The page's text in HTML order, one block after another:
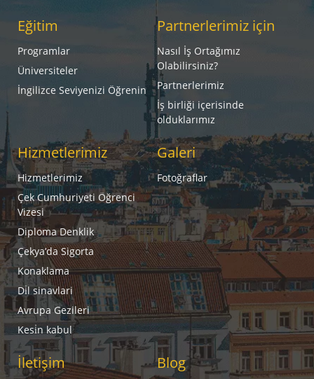
Eğitim
Programlar
Üniversiteler
İngilizce Seviyenizi Öğrenin
Partnerlerimiz için
Nasıl İş Ortağımız
Olabilirsiniz?
Partnerlerimiz
İş birliği içerisinde
olduklarımız
Hizmetlerimiz
Hizmetlerimiz
Çek Cumhuriyeti Öğrenci
Vizesi
Diploma Denklik
Çekya’da Sigorta
Konaklama
Di̇l sinavlari
Avrupa Gezileri
Kesi̇n kabul
Galeri
Fotoğraflar
İletişim Blog